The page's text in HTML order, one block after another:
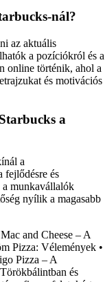
nál?
az aktuális
a pozíciókról és a
online történik, ahol a
és motivációs
a
a
fejlődésre és
a munkavállalók
nyílik a magasabb
and Cheese – A
Pizza: Vélemények •
Pizza – A
és